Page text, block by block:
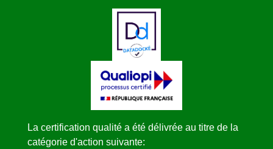
La certification qualité a été délivrée au titre de la
catégorie d'action suivante: